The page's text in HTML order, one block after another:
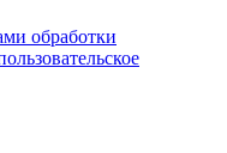
обработки